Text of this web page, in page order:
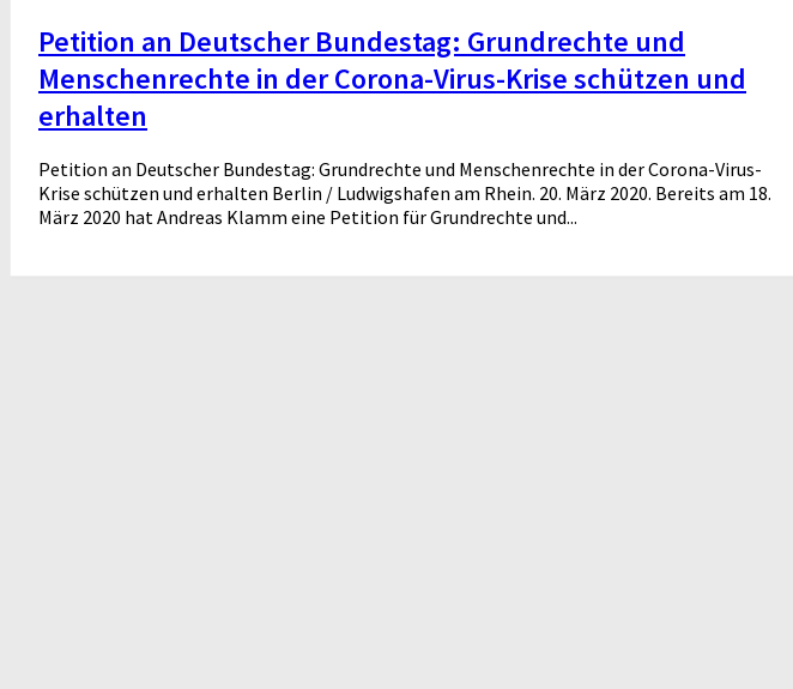
Petition an Deutscher Bundestag: Grundrechte und
Menschenrechte in der Corona-Virus-Krise schützen und
erhalten
Petition an Deutscher Bundestag: Grundrechte und Menschenrechte in der Corona-Virus-
Krise schützen und erhalten Berlin / Ludwigshafen am Rhein. 20. März 2020. Bereits am 18.
März 2020 hat Andreas Klamm eine Petition für Grundrechte und...